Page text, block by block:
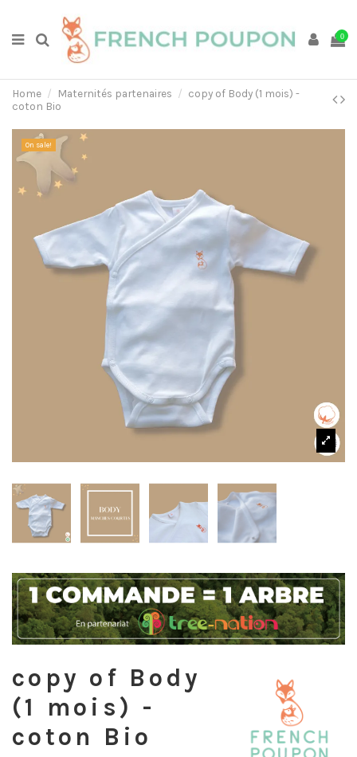
0
Home Maternités partenaires
copy of Body (1 mois) -
coton Bio
On sale!
copy of Body
(1 mois) -
coton Bio